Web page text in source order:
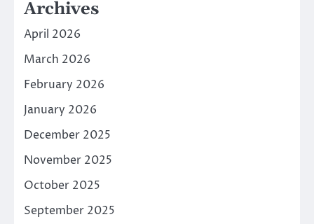
Archives
April 2026
March 2026
February 2026
January 2026
December 2025
November 2025
October 2025
September 2025